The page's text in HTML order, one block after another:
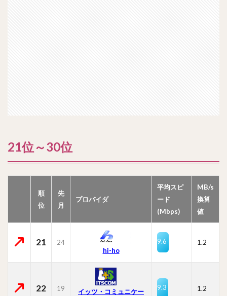
21位～30位
順
位
先
月
プロバイダ
平均スピ
ード
(Mbps)
MB/s
換算
値
21
24
hi-ho
9.6 1.2
22 19
イッツ・コミュニケー
9.3 1.2